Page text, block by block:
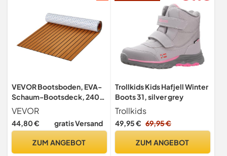
VEVOR Bootsboden, EVA-
Schaum-Bootsdeck, 2400
x 900 x 6 mm, rutschfester,
selbstklebender
Bodenbelag, 21600 cm²
Boote, Yachten, Pontons,
VEVOR
44,80 € gratis Versand
ZUM ANGEBOT
Trollkids Kids Hafjell Winter
Boots 31, silver grey
Trollkids
49,95 € 69,95 €
ZUM ANGEBOT